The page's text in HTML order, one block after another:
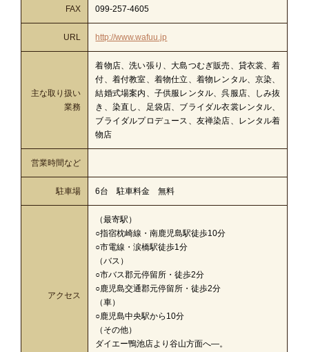
FAX 099-257-4605
URL http://www.wafuu.jp
主な取り扱い
業務
着物店、洗い張り、大島つむぎ販売、貸衣裳、着
付、着付教室、着物仕立、着物レンタル、京染、
結婚式場案内、子供服レンタル、呉服店、しみ抜
き、染直し、足袋店、ブライダル衣裳レンタル、
ブライダルプロデュース、友禅染店、レンタル着
物店
営業時間など
駐車場 6台 駐車料金 無料
アクセス
（最寄駅）
○指宿枕崎線・南鹿児島駅徒歩10分
○市電線・涙橋駅徒歩1分
（バス）
○市バス郡元停留所・徒歩2分
○鹿児島交通郡元停留所・徒歩2分
（車）
○鹿児島中央駅から10分
（その他）
ダイエー鴨池店より谷山方面へ―。